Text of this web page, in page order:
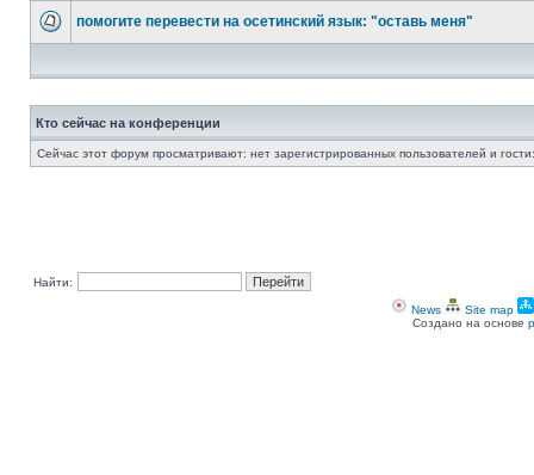
помогите перевести на осетинский язык: "оставь меня"
Кто сейчас на конференции
Сейчас этот форум просматривают: нет зарегистрированных пользователей и
Найти:
News Site map
Создано на основе